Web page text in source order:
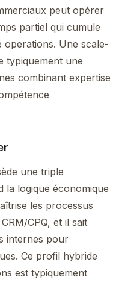
peut opérer
partiel qui cumule
Une scale-
typiquement une
combinant expertise
une triple
la logique économique
les processus
CPQ, et il sait
internes pour
Ce profil hybride
est typiquement